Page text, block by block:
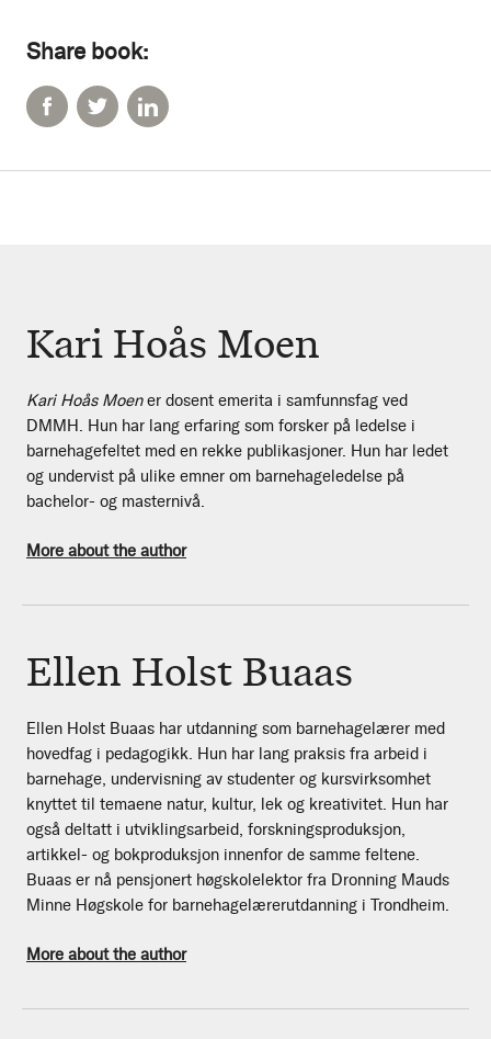
Share book:
Kari Hoås Moen
Kari Hoås Moener dosent emerita i samfunnsfag ved
DMMH. Hun har lang erfaring som forsker på ledelse i
barnehagefeltet med en rekke publikasjoner. Hun har ledet
og undervist på ulike emner om barnehageledelse på
bachelor- og masternivå.
More about the author
Ellen Holst Buaas
Ellen Holst Buaas har utdanning som barnehagelærer med
hovedfag i pedagogikk. Hun har lang praksis fra arbeid i
barnehage, undervisning av studenter og kursvirksomhet
knyttet til temaene natur, kultur, lek og kreativitet. Hun har
også deltatt i utviklingsarbeid, forskningsproduksjon,
artikkel- og bokproduksjon innenfor de samme feltene.
Buaas er nå pensjonert høgskolelektor fra Dronning Mauds
Minne Høgskole for barnehagelærerutdanning i Trondheim.
More about the author